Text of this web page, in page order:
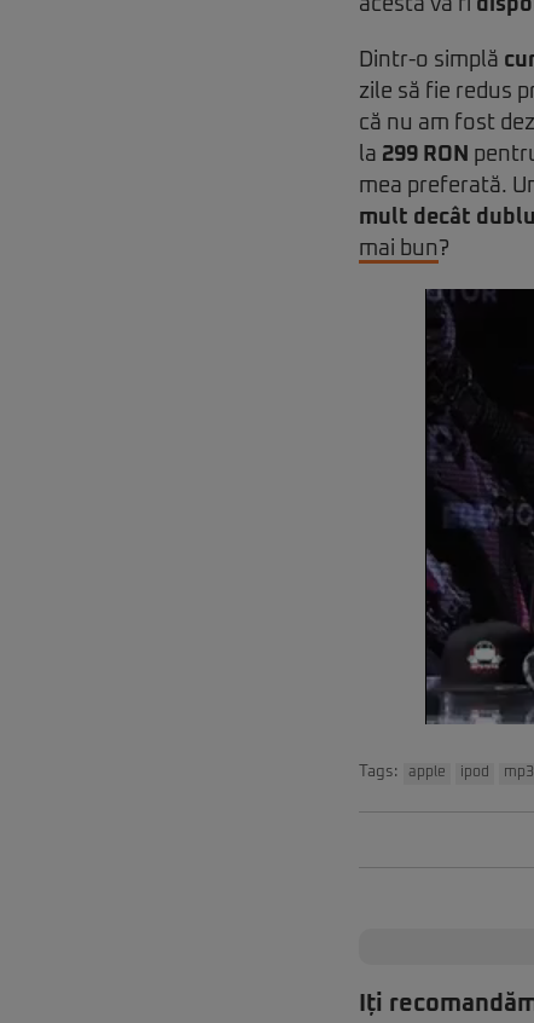
acesta va fi
Dintr-o simplă
zile să fie redus
că nu am fost
la 299 RON
mea preferată.
mult decât dublu
mai bun?
Tags: apple ipod
Iți